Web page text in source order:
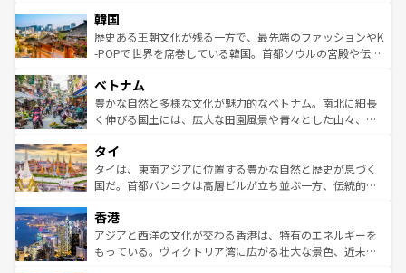
ワイを、存分に味わってほしい。 なお、新着のハワイ情報
はコンテンツ一覧を参照してほしい。
いる。アクティビティも充実しており、サーフィンやダイ
ビング、ハイキングなど、アウトドア好きにはたまらな
い。オーストラリアの多彩な魅力を存分に味わいつくそ
参照してほしい。
ン）、静ひつな山岳地帯である台湾東部など、都市の喧騒
と山間の静けさが共存しており、訪れる人に新しい発見と
驚きをもたらしてくれる。また、奥深い台湾の食文化も魅
容にもいいと評判のスイーツなど、バラエティ豊かな料理
が味わえる。 なお、新着の台湾情報は コンテンツ一覧を参
照してほしい。
韓国
歴史ある王朝文化が残る一方で、最先端のファッションやK
-POPで世界を席巻している韓国。首都ソウルの宮殿や伝統
き、地方に足を延ばせば四季折々の自然美を楽しむことが
できる。そして、キムチや焼肉、絶品のストリートフード
まで、さまざまな韓国料理が待っている。夜には、韓国な
リティに包まれながら、韓国の多彩な魅力を心ゆくまで味
わってみてほしい。 なお、新着の韓国情報はコンテンツ一
覧を参照してほしい。
ベトナム
豊かな自然と多様な文化が魅力的なベトナム。南北に細長
く伸びる国土には、広大な田園風景や青々とした山々、世
急速な発展と共に伝統が息づく。ハノイの古い町並みやホ
ーチミン市のフランス統治時代の建物も、独特の雰囲気を
醸し出している。また、バラエティの豊かさとおいしさで
とつ。フォーやバインミー、ベトナムコーヒーなどは、ぜ
ひ現地で味わいたい。どの地域を訪れてもあたたかい人々
が旅行者を迎えてくれるので、きっと忘れられない旅にな
タイ
タイは、東南アジアに位置する豊かな自然と歴史が息づく
国だ。首都バンコクは高層ビルが立ち並ぶ一方、伝統的な
の活気が交差している。北部ではチェンマイなどの山岳地
帯で自然と触れ合い、南部ではプーケットやクラビの美し
いビーチでリゾート気分を楽しむことができる。タイ料理
香港
アジアと西洋の文化が交わる香港は、特有のエネルギーを
もっている。ヴィクトリア湾に広がる壮大な景色、近未来